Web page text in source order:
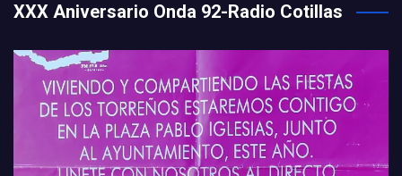
XXX Aniversario Onda 92-Radio Cotillas